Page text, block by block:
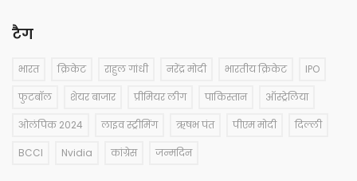
टैग
भारत क्रिकेट राहुल गांधी नरेंद्र मोदी भारतीय क्रिकेट IPO
फुटबॉल शेयर बाजार प्रीमियर लीग पाकिस्तान ऑस्ट्रेलिया
ओलंपिक 2024 लाइव स्ट्रीमिंग ऋषभ पंत पीएम मोदी दिल्ली
BCCI Nvidia कांग्रेस जन्मदिन